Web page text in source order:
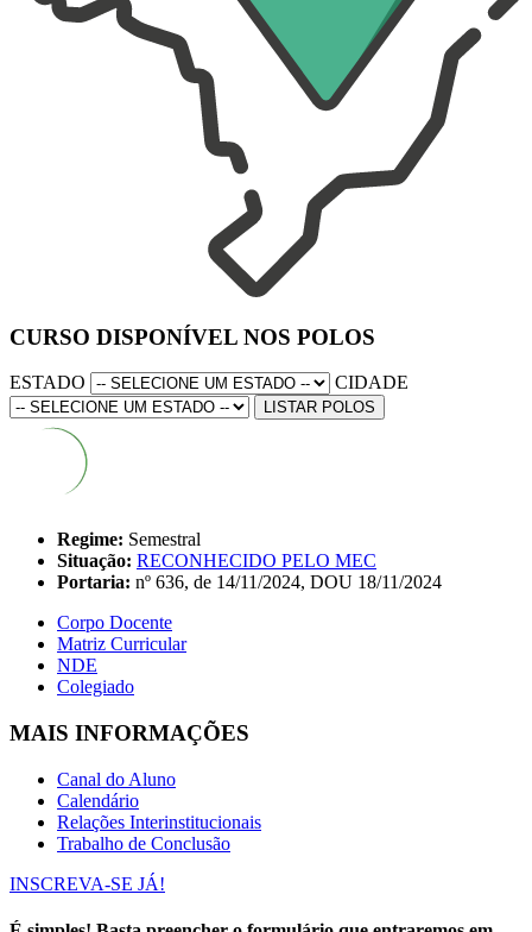
CURSO DISPONÍVEL NOS POLOS
ESTADO CIDADE
LISTAR POLOS
Regime: Semestral
Situação: RECONHECIDO PELO MEC
Portaria: nº 636, de 14/11/2024, DOU 18/11/2024
Corpo Docente
Matriz Curricular
NDE
Colegiado
MAIS INFORMAÇÕES
Canal do Aluno
Calendário
Relações Interinstitucionais
Trabalho de Conclusão
INSCREVA-SE JÁ!